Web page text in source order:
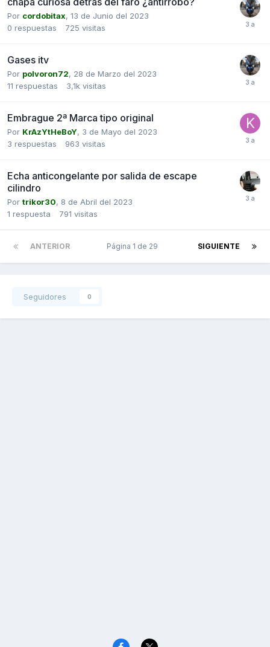
Por cordobitax, 13 de Junio del 2023
0 respuestas 725 visitas
Gases itv
Por polvoron72, 28 de Marzo del 2023
11 respuestas 3,1k visitas
Embrague 2ª Marca tipo original
Por KrAzYtHeBoY, 3 de Mayo del 2023
3 respuestas 963 visitas
Echa anticongelante por salida de escape
cilindro
Por trikor30, 8 de Abril del 2023
1 respuesta 791 visitas
ANTERIOR SIGUIENTE
Página 1 de 29
Seguidores 0